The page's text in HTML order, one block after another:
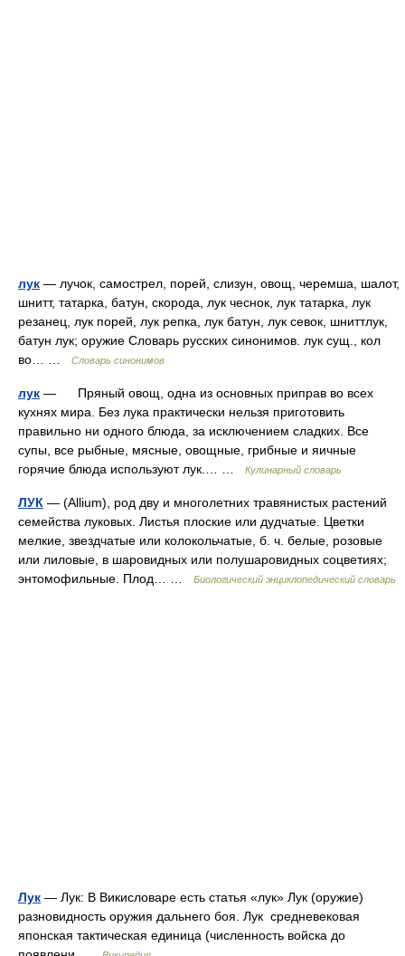
лук — лучок, самострел, порей, слизун, овощ, черемша, шалот,
шнитт, татарка, батун, скорода, лук чеснок, лук татарка, лук
резанец, лук порей, лук репка, лук батун, лук севок, шниттлук,
батун лук; оружие Словарь русских синонимов. лук сущ., кол
во… …
Словарь синонимов
лук — Пряный овощ, одна из основных приправ во всех
кухнях мира. Без лука практически нельзя приготовить
правильно ни одного блюда, за исключением сладких. Все
супы, все рыбные, мясные, овощные, грибные и яичные
горячие блюда используют лук.… …
Кулинарный словарь
ЛУК — (Allium), род дву и многолетних травянистых растений
семейства луковых. Листья плоские или дудчатые. Цветки
мелкие, звездчатые или колокольчатые, б. ч. белые, розовые
или лиловые, в шаровидных или полушаровидных соцветиях;
энтомофильные. Плод… …
Биологический энциклопедический словарь
Лук — Лук: В Викисловаре есть статья «лук» Лук (оружие)
разновидность оружия дальнего боя. Лук средневековая
японская тактическая единица (численность войска до